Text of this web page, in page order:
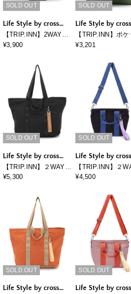
SOLD OUT
Life Style by cross
marche
【TRIP.INN】2WAYポ
ケッタブルボストンバ
¥3,900
SOLD OUT
Life Style by cross
marche
【TRIP.INN】ポケ
ブルライトリュック
¥3,201
SOLD OUT
Life Style by cross
marche
【TRIP.INN】２WAY
目隠しポケット付ビッ
¥5,300
SOLD OUT
Life Style by cross
marche
【TRIP.INN】２
ぴったりポケット
¥4,500
SOLD OUT
Life Style by cross
SOLD OUT
Life Style by cross